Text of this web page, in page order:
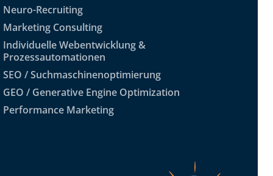
Neuro-Recruiting
Marketing Consulting
Individuelle Webentwicklung &
Prozessautomationen
SEO / Suchmaschinenoptimierung
GEO / Generative Engine Optimization
Performance Marketing